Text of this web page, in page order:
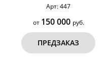
Арт: 447
от 150 000 руб.
ПРЕДЗАКАЗ